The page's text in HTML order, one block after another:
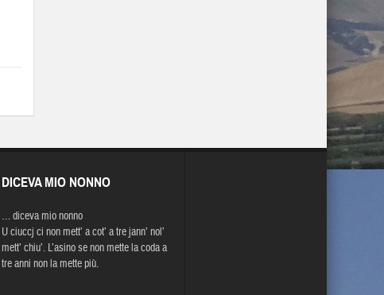
DICEVA MIO NONNO
… diceva mio nonno
U ciuccj ci non mett’ a cot’ a tre jann’ nol’
mett’ chiu’. L’asino se non mette la coda a
tre anni non la mette più.